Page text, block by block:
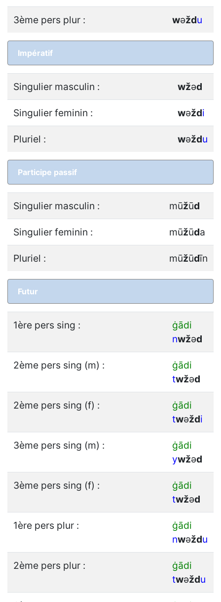
3ème pers plur : wǝždu
Impératif
Singulier masculin : wžǝd
Singulier feminin : wǝždi
Pluriel : wǝždu
Participe passif
Singulier masculin : mūžūd
Singulier feminin : mūžūda
Pluriel : mūžūdīn
Futur
1ère pers sing :
ġādi
nwžǝd
2ème pers sing (m) :
ġādi
twžǝd
2ème pers sing (f) :
ġādi
twǝždi
3ème pers sing (m) :
ġādi
ywžǝd
3ème pers sing (f) :
ġādi
twžǝd
1ère pers plur :
ġādi
nwǝždu
2ème pers plur :
ġādi
twǝždu